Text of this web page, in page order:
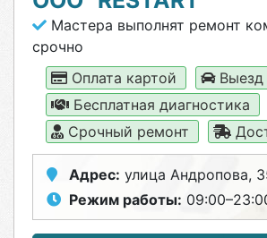
Мастера выполнят ремонт
срочно
Оплата картой
Выезд
Бесплатная диагностика
Срочный ремонт
Адрес: улица Андропова,
Режим работы: